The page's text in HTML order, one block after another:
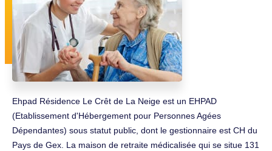
Ehpad Résidence Le Crêt de La Neige est un EHPAD
(Etablissement d'Hébergement pour Personnes Agées
Dépendantes) sous statut public, dont le gestionnaire est CH du
Pays de Gex. La maison de retraite médicalisée qui se situe 131